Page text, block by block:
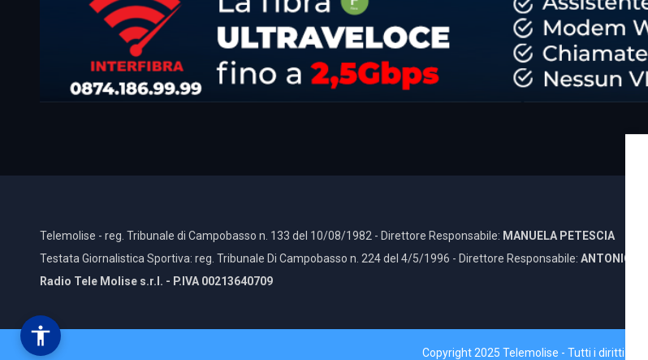
Telemolise - reg. Tribunale di Campobasso n. 133 del 10/08/1982 - Direttore Responsabile: MANUELA PETESCIA
Testata Giornalistica Sportiva: reg. Tribunale Di Campobasso n. 224 del 4/5/1996 - Direttore Responsabile: ANTONIO DI
Radio Tele Molise s.r.l. - P.IVA 00213640709
Copyright 2025 Telemolise - Tutti i diritti